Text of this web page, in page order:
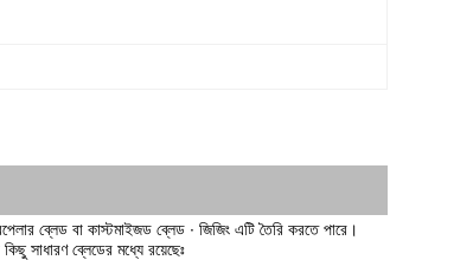
ব্লেড বা কাস্টমাইজড ব্লেড ∙ জিজিং এটি তৈরি করতে পারে।
সাধারণ ব্লেডের মধ্যে রয়েছেঃ